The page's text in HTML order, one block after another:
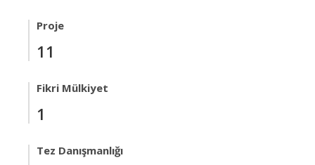
Proje
11
Fikri Mülkiyet
1
Tez Danışmanlığı